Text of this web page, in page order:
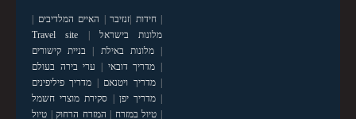
|חידות |זנזיבר | האיים המלדיבים |
מלונות בישראל |
Travel site
|מלונות באילת | בניית קישורים
| מדריך דובאי | ערי בירה בעולם
|מדריך ויטנאם | מדריך פיליפינים
|מדריך יפן | סקירת מוצרי חשמל
| טיול במזרח | המזרח הרחוק| טיול